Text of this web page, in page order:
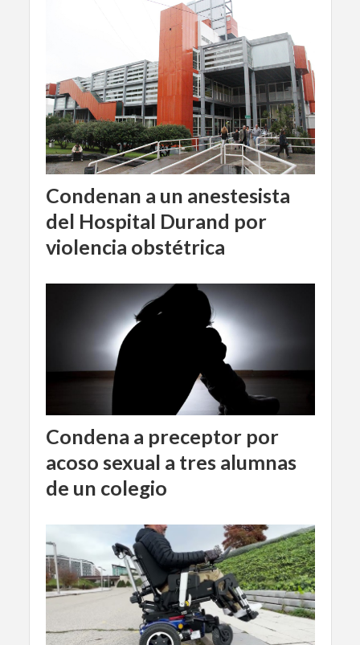
Condenan a un anestesista
del Hospital Durand por
violencia obstétrica
Condena a preceptor por
acoso sexual a tres alumnas
de un colegio